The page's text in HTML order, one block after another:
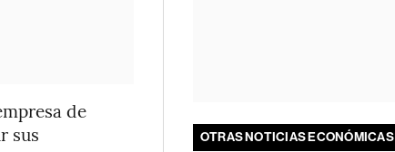
de
sus
OTRAS NOTICIAS ECONÓMICAS